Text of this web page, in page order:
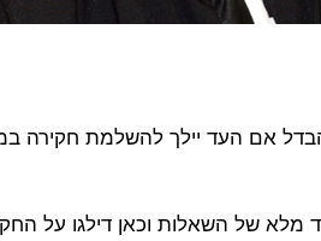
אם העד יילך להשלמת חקירה
של השאלות וכאן דילגו על